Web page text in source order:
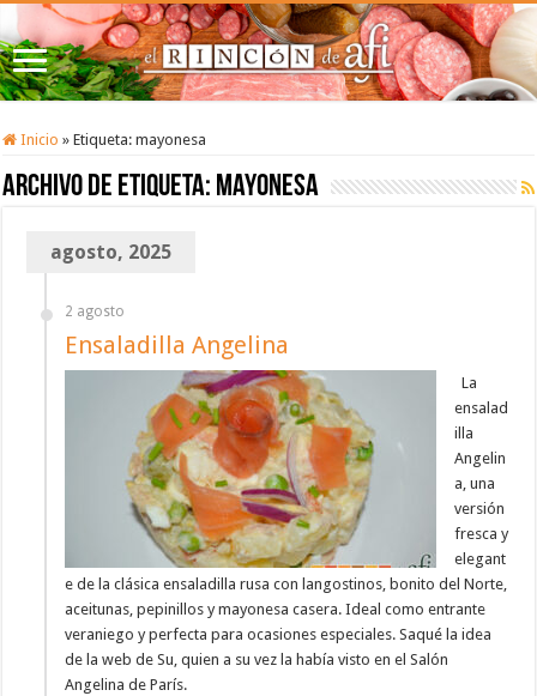
Inicio » Etiqueta:mayonesa
Archivo de etiqueta: mayonesa
agosto, 2025
2 agosto
Ensaladilla Angelina
La
ensalad
illa
Angelin
a, una
versión
fresca y
elegant
e de la clásica ensaladilla rusa con langostinos, bonito del Norte,
aceitunas, pepinillos y mayonesa casera. Ideal como entrante
veraniego y perfecta para ocasiones especiales. Saqué la idea
de la web de Su, quien a su vez la había visto en el Salón
Angelina de París.